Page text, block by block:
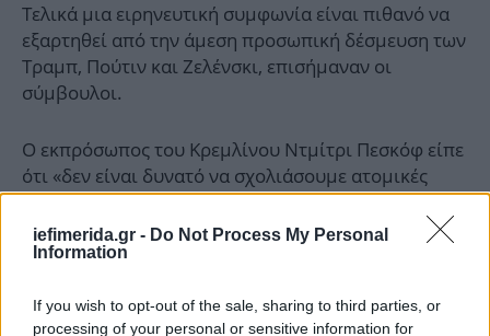
iefimerida.gr - Do Not Process My Personal
Information
If you wish to opt-out of the sale, sharing to third parties, or
processing of your personal or sensitive information for
Τελικά μια ειρηνευτική συμφωνία είναι πιθανό να
εξαρτηθεί από την άμεση προσωπική δέσμευση των
Τραμπ, Πούτιν και Ζελένσκι, επισήμαναν οι
σύμβουλοι.
Ο εκπρόσωπος του Κρεμλίνου Ντμίτρι Πεσκόφ είπε
ότι «δεν είναι δυνατό να σχολιάσουμε ατομικές
δηλώσεις χωρίς να έχουμε μια ιδέα για το συνολικό
σχέδιο».